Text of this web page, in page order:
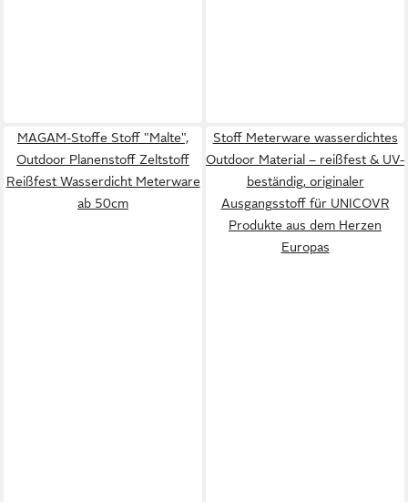
MAGAM-Stoffe Stoff "Malte",
Outdoor Planenstoff Zeltstoff
Reißfest Wasserdicht Meterware
ab 50cm
Stoff Meterware wasserdichtes
Outdoor Material – reißfest & UV-
beständig, originaler
Ausgangsstoff für UNICOVR
Produkte aus dem Herzen
Europas